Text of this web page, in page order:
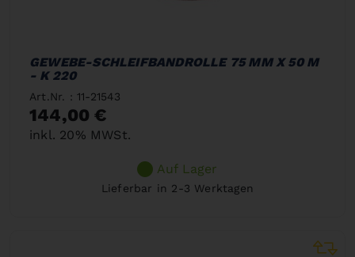
GEWEBE-SCHLEIFBANDROLLE 75 MM X 50 M
- K 220
Art.Nr. : 11-21543
144,00 €
inkl. 20% MWSt.
Auf Lager
Lieferbar in 2-3 Werktagen